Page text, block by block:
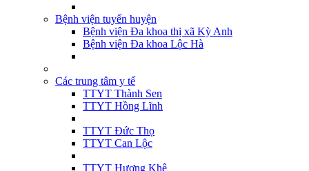
Bệnh viện tuyến huyện
Bệnh viện Đa khoa thị xã Kỳ Anh
Bệnh viện Đa khoa Lộc Hà
Các trung tâm y tế
TTYT Thành Sen
TTYT Hồng Lĩnh
TTYT Đức Thọ
TTYT Can Lộc
TTYT Hương Khê